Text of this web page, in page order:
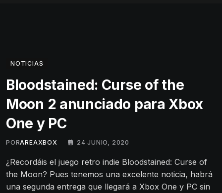
NOTICIAS
Bloodstained: Curse of the
Moon 2 anunciado para Xbox
One y PC
PORAREAXBOX 24 JUNIO, 2020
¿Recordáis el juego retro indie Bloodstained: Curse of
the Moon? Pues tenemos una excelente noticia, habrá
una segunda entrega que llegará a Xbox One y PC sin